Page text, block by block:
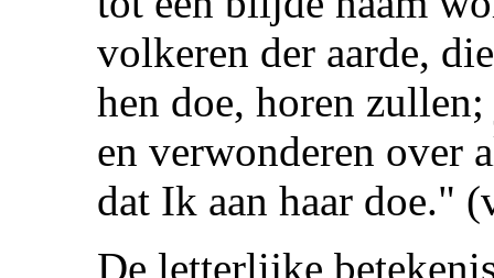
volkeren der aarde,
hen doe, horen
en verwonderen over
dat Ik aan haar doe."
De letterlijke